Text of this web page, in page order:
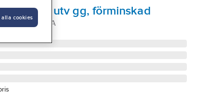
av metall, utv gg, förminskad
UTV GÄNGA
alla cookies